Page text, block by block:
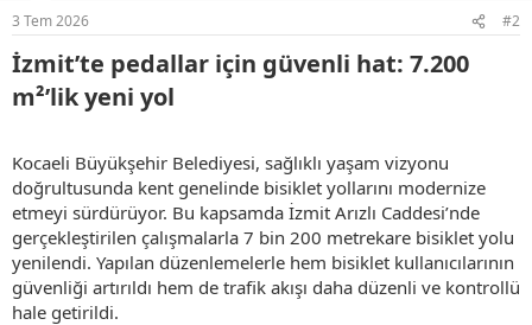
3 Tem 2026 #2
İzmit’te pedallar için güvenli hat: 7.200
m²’lik yeni yol​
Kocaeli Büyükşehir Belediyesi, sağlıklı yaşam vizyonu
doğrultusunda kent genelinde bisiklet yollarını modernize
etmeyi sürdürüyor. Bu kapsamda İzmit Arızlı Caddesi’nde
gerçekleştirilen çalışmalarla 7 bin 200 metrekare bisiklet yolu
yenilendi. Yapılan düzenlemelerle hem bisiklet kullanıcılarının
güvenliği artırıldı hem de trafik akışı daha düzenli ve kontrollü
hale getirildi.